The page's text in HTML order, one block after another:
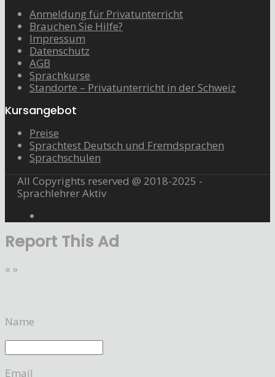
Anmeldung für Privatunterricht
Brauchen Sie Hilfe?
Impressum
Datenschutz
AGB
Sprachkurse
Standorte – Privatunterricht in der Schweiz
Kursangebot
Preise
Sprachtest Deutsch und Fremdsprachen
Sprachschulen
All Copyrights reserved @ 2018-2025 -
Sprachlehrer Aktiv
Report This Ad
« »
Name
Email